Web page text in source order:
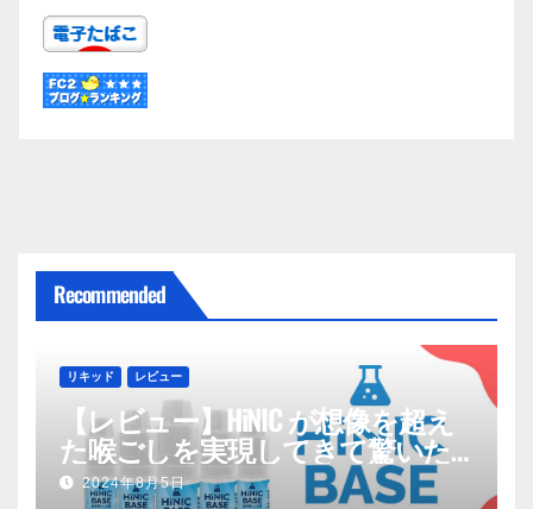
Recommended
リキッド レビュー
【レビュー】HiNIC が想像を超え
た喉ごしを実現してきて驚いた
話2024年8月5日